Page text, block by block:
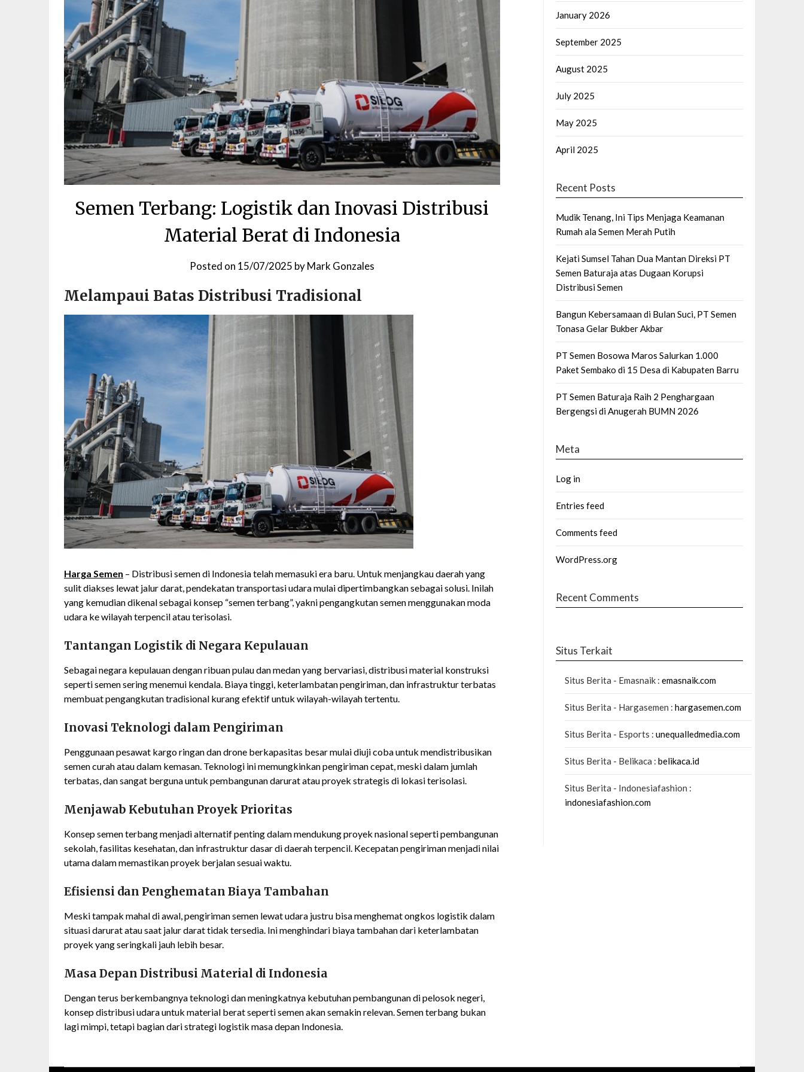
Semen Terbang: Logistik dan Inovasi Distribusi
Material Berat di Indonesia
Posted on 15/07/2025 byMark Gonzales
Melampaui Batas Distribusi Tradisional
Harga Semen – Distribusi semen di Indonesia telah memasuki era baru. Untuk menjangkau daerah yang
sulit diakses lewat jalur darat, pendekatan transportasi udara mulai dipertimbangkan sebagai solusi. Inilah
yang kemudian dikenal sebagai konsep “semen terbang”, yakni pengangkutan semen menggunakan moda
udara ke wilayah terpencil atau terisolasi.
Tantangan Logistik di Negara Kepulauan
Sebagai negara kepulauan dengan ribuan pulau dan medan yang bervariasi, distribusi material konstruksi
seperti semen sering menemui kendala. Biaya tinggi, keterlambatan pengiriman, dan infrastruktur terbatas
membuat pengangkutan tradisional kurang efektif untuk wilayah-wilayah tertentu.
Inovasi Teknologi dalam Pengiriman
Penggunaan pesawat kargo ringan dan drone berkapasitas besar mulai diuji coba untuk mendistribusikan
semen curah atau dalam kemasan. Teknologi ini memungkinkan pengiriman cepat, meski dalam jumlah
terbatas, dan sangat berguna untuk pembangunan darurat atau proyek strategis di lokasi terisolasi.
Menjawab Kebutuhan Proyek Prioritas
Konsep semen terbang menjadi alternatif penting dalam mendukung proyek nasional seperti pembangunan
sekolah, fasilitas kesehatan, dan infrastruktur dasar di daerah terpencil. Kecepatan pengiriman menjadi nilai
utama dalam memastikan proyek berjalan sesuai waktu.
Efisiensi dan Penghematan Biaya Tambahan
Meski tampak mahal di awal, pengiriman semen lewat udara justru bisa menghemat ongkos logistik dalam
situasi darurat atau saat jalur darat tidak tersedia. Ini menghindari biaya tambahan dari keterlambatan
proyek yang seringkali jauh lebih besar.
Masa Depan Distribusi Material di Indonesia
Dengan terus berkembangnya teknologi dan meningkatnya kebutuhan pembangunan di pelosok negeri,
konsep distribusi udara untuk material berat seperti semen akan semakin relevan. Semen terbang bukan
lagi mimpi, tetapi bagian dari strategi logistik masa depan Indonesia.
January 2026
September 2025
August 2025
July 2025
May 2025
April 2025
Recent Posts
Mudik Tenang, Ini Tips Menjaga Keamanan
Rumah ala Semen Merah Putih
Kejati Sumsel Tahan Dua Mantan Direksi PT
Semen Baturaja atas Dugaan Korupsi
Distribusi Semen
Bangun Kebersamaan di Bulan Suci, PT Semen
Tonasa Gelar Bukber Akbar
PT Semen Bosowa Maros Salurkan 1.000
Paket Sembako di 15 Desa di Kabupaten Barru
PT Semen Baturaja Raih 2 Penghargaan
Bergengsi di Anugerah BUMN 2026
Meta
Log in
Entries feed
Comments feed
WordPress.org
Recent Comments
Situs Terkait
Situs Berita - Emasnaik : emasnaik.com
Situs Berita - Hargasemen : hargasemen.com
Situs Berita - Esports : unequalledmedia.com
Situs Berita - Belikaca : belikaca.id
Situs Berita - Indonesiafashion :
indonesiafashion.com